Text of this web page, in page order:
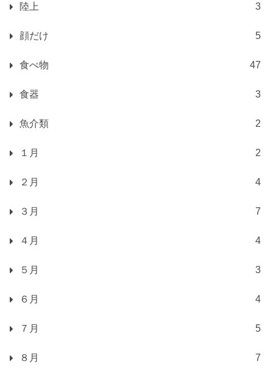
陸上 3
顔だけ 5
食べ物 47
食器 3
魚介類 2
１月 2
２月 4
３月 7
４月 4
５月 3
６月 4
７月 5
８月 7